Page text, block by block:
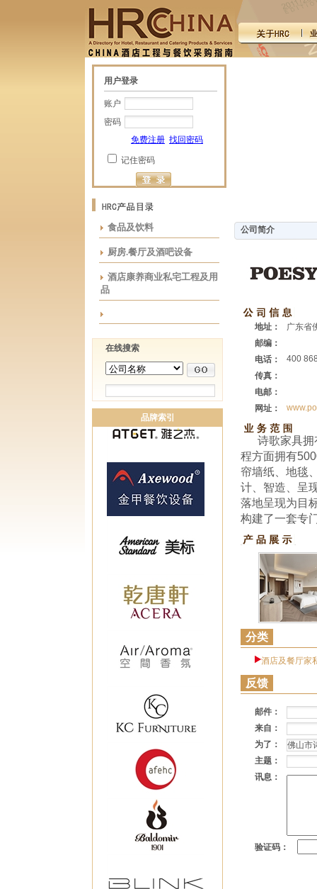
用户登录
账户
密码
免费注册 找回密码
记住密码
食品及饮料
厨房.餐厅及酒吧设备
酒店康养商业私宅工程及用
品
在线搜索
品牌索引
公司简介
地址：
广东省
邮编：
电话：
400
传真：
电邮：
网址：
诗歌家具
程方面拥有
帘墙纸、地毯
计、智造、呈
落地呈现为目
构建了一套专
分类
酒店及餐厅家
反馈
邮件：
来自：
为了：
主题：
讯息：
验证码：